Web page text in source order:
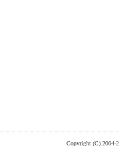
Copyright (C) 2004-